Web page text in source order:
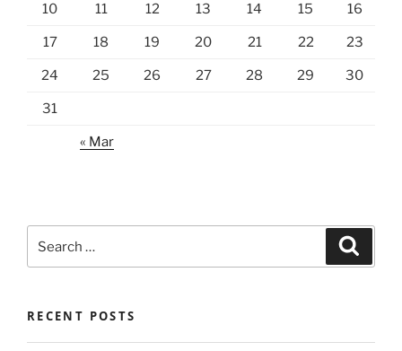
10 11 12 13 14 15 16
17 18 19 20 21 22 23
24 25 26 27 28 29 30
31
« Mar
for:
RECENT POSTS